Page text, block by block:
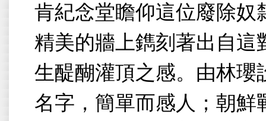
肯紀念堂瞻仰這位廢除奴
精美的牆上鐫刻著出自這
生醍醐灌頂之感。由林瓔
名字，簡單而感人；朝鮮